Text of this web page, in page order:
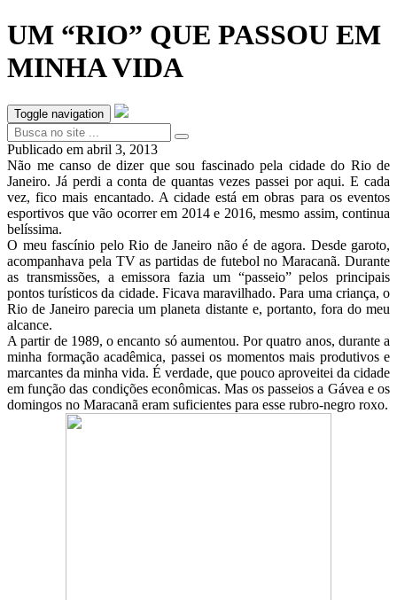
UM “RIO” QUE PASSOU EM
MINHA VIDA
Toggle navigation
Publicado em abril 3, 2013
Não me canso de dizer que sou fascinado pela cidade do Rio de
Janeiro. Já perdi a conta de quantas vezes passei por aqui. E cada
vez, fico mais encantado. A cidade está em obras para os eventos
esportivos que vão ocorrer em 2014 e 2016, mesmo assim, continua
belíssima.
O meu fascínio pelo Rio de Janeiro não é de agora. Desde garoto,
acompanhava pela TV as partidas de futebol no Maracanã. Durante
as transmissões, a emissora fazia um “passeio” pelos principais
pontos turísticos da cidade. Ficava maravilhado. Para uma criança, o
Rio de Janeiro parecia um planeta distante e, portanto, fora do meu
alcance.
A partir de 1989, o encanto só aumentou. Por quatro anos, durante a
minha formação acadêmica, passei os momentos mais produtivos e
marcantes da minha vida. É verdade, que pouco aproveitei da cidade
em função das condições econômicas. Mas os passeios a Gávea e os
domingos no Maracanã eram suficientes para esse rubro-negro roxo.